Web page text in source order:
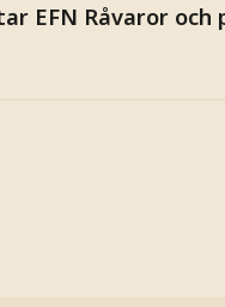
EFN Råvaror och